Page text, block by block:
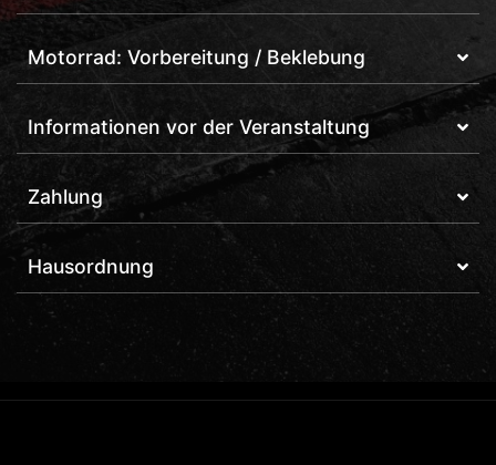
Motorrad: Vorbereitung / Beklebung
Informationen vor der Veranstaltung
Zahlung
Hausordnung